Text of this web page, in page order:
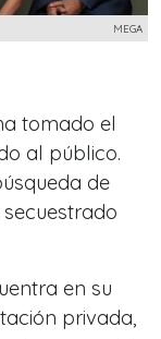
MEGA
tomado el
al público.
de
en su
privada,